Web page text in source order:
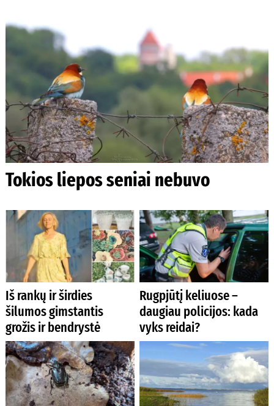
Tokios liepos seniai nebuvo
Iš rankų ir širdies
šilumos gimstantis
grožis ir bendrystė
Rugpjūtį keliuose –
daugiau policijos: kada
vyks reidai?